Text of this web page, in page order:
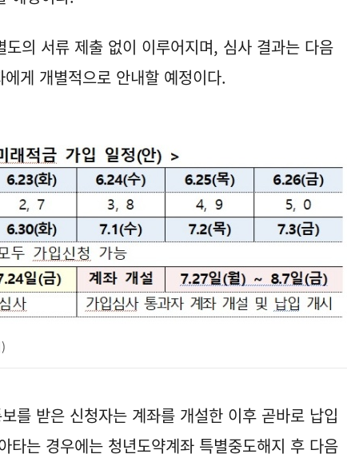
의 서류 제출 없이 이루어지며, 심사 결과는 다음
게 개별적으로 안내할 예정이다.
를 받은 신청자는 계좌를 개설한 이후 곧바로 납입
타는 경우에는 청년도약계좌 특별중도해지 후 다음